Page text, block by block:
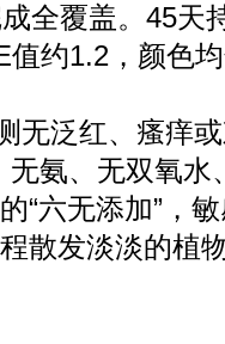
全覆盖。45天
约1.2，颜色
无泛红、瘙痒
氨、无双氧水
“六无添加”，
散发淡淡的植